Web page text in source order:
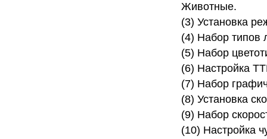
Животные.
(3) Установка
(4) Набор типов
(5) Набор
(6) Настройка
(7) Набор
(8) Установка
(9) Набор
(10) Настройка